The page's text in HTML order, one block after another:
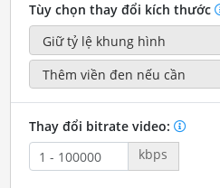
Tùy chọn thay đổi kích thước
Thay đổi bitrate video:
kbps